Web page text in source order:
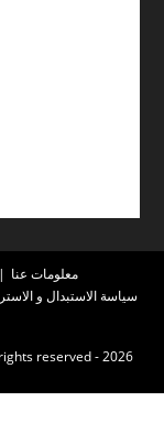
معلومات عنا
سياسة الاستبدال و